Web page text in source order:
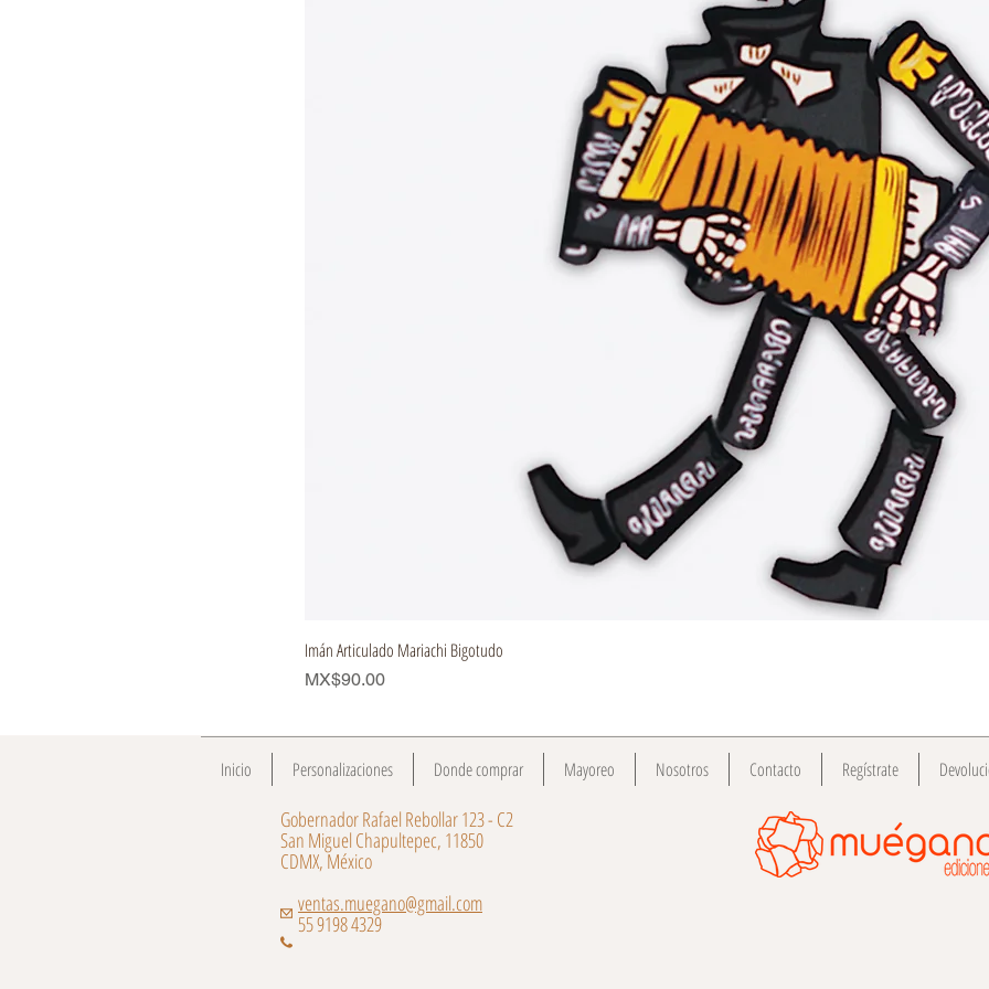
Imán Articulado Mariachi Bigotudo
Price
MX$90.00
Inicio Personalizaciones Donde comprar Mayoreo Nosotros Contacto Regístrate
Gobernador Rafael Rebollar 123 - C2
San Miguel Chapultepec, 11850
CDMX, México
ventas.muegano@gmail.com
55 9198 4329